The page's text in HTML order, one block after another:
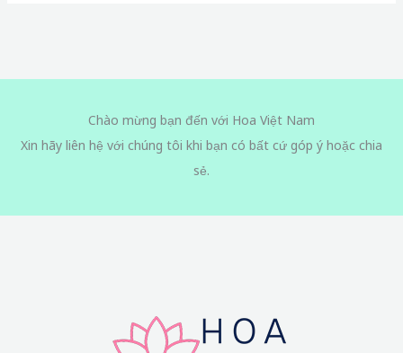
Chào mừng bạn đến với Hoa Việt Nam
Xin hãy liên hệ với chúng tôi khi bạn có bất cứ góp ý hoặc chia
sẻ.